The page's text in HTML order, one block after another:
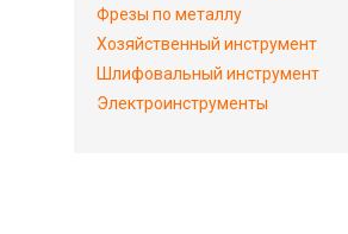
Фрезы по металлу
Хозяйственный инструмент
Шлифовальный инструмент
Электроинструменты